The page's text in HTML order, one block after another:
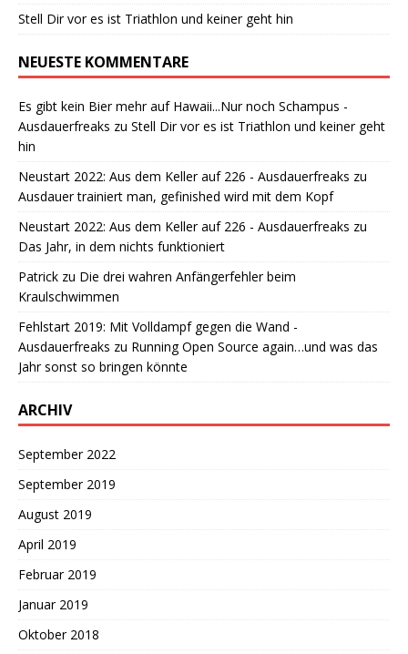
Stell Dir vor es ist Triathlon und keiner geht hin
NEUESTE KOMMENTARE
Es gibt kein Bier mehr auf Hawaii...Nur noch Schampus -
Ausdauerfreaks zu Stell Dir vor es ist Triathlon und keiner geht
hin
Neustart 2022: Aus dem Keller auf 226 - Ausdauerfreaks zu
Ausdauer trainiert man, gefinished wird mit dem Kopf
Neustart 2022: Aus dem Keller auf 226 - Ausdauerfreaks zu
Das Jahr, in dem nichts funktioniert
Patrick zu Die drei wahren Anfängerfehler beim
Kraulschwimmen
Fehlstart 2019: Mit Volldampf gegen die Wand -
Ausdauerfreaks zu Running Open Source again…und was das
Jahr sonst so bringen könnte
ARCHIV
September 2022
September 2019
August 2019
April 2019
Februar 2019
Januar 2019
Oktober 2018